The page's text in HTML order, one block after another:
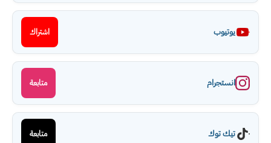
يوتيوب اشتراك
انستجرام متابعة
تيك توك متابعة